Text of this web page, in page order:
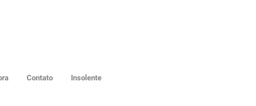
Contato Insolente